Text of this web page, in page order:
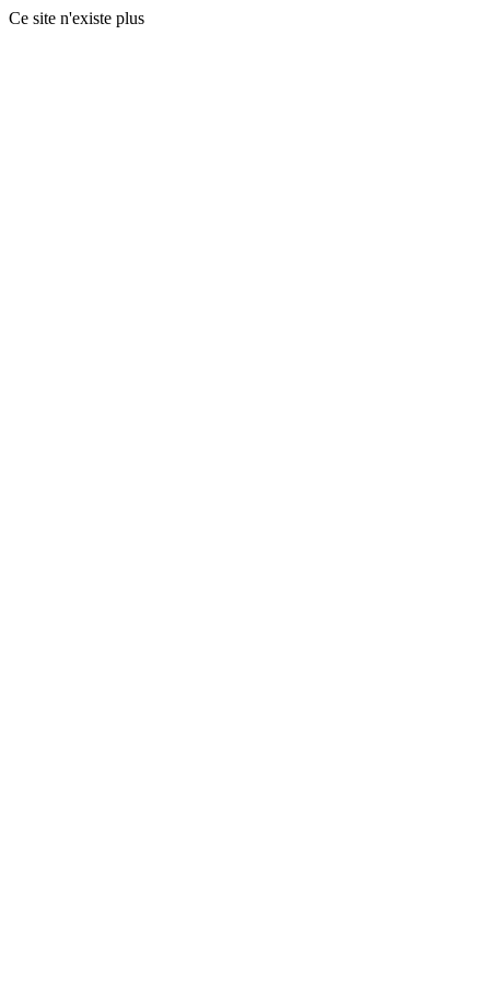
Ce site n'existe plus